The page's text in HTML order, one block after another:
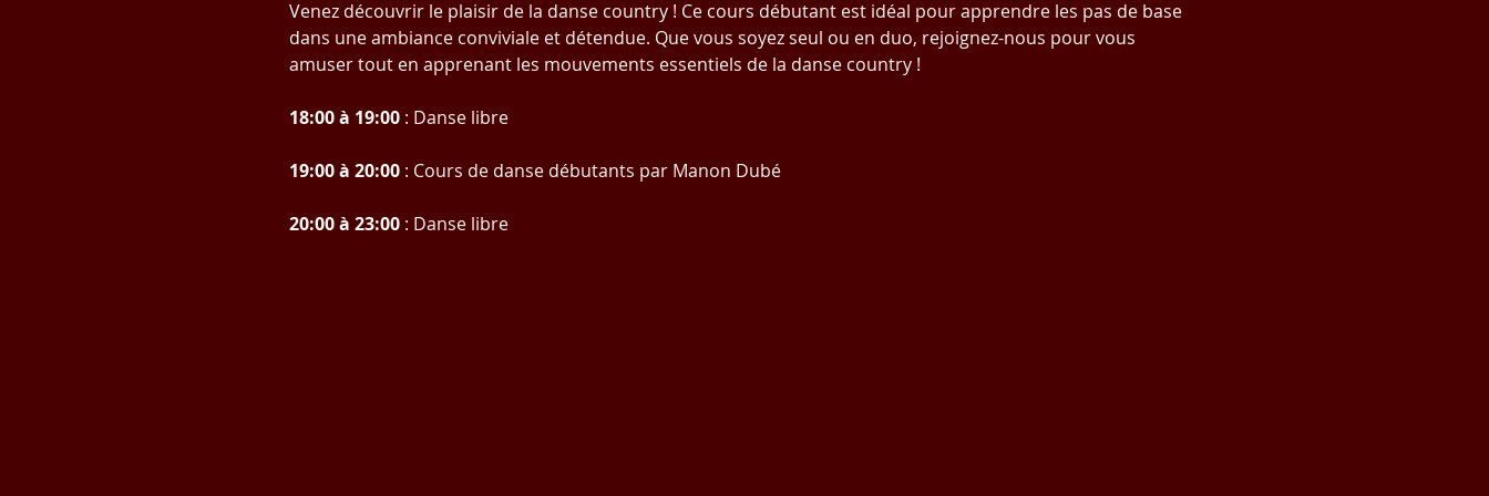
Venez découvrir le plaisir de la danse country ! Ce cours débutant est idéal pour apprendre les pas de base
dans une ambiance conviviale et détendue. Que vous soyez seul ou en duo, rejoignez-nous pour vous
amuser tout en apprenant les mouvements essentiels de la danse country !
18:00 à 19:00 : Danse libre
19:00 à 20:00 : Cours de danse débutants par Manon Dubé
20:00 à 23:00 : Danse libre